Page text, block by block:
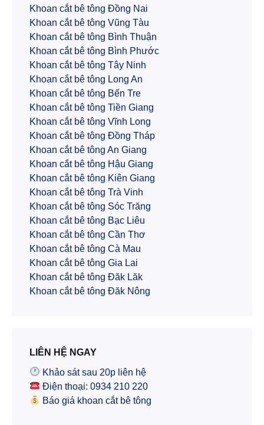
Khoan cắt bê tông Đồng Nai
Khoan cắt bê tông Vũng Tàu
Khoan cắt bê tông Bình Thuận
Khoan cắt bê tông Bình Phước
Khoan cắt bê tông Tây Ninh
Khoan cắt bê tông Long An
Khoan cắt bê tông Bến Tre
Khoan cắt bê tông Tiền Giang
Khoan cắt bê tông Vĩnh Long
Khoan cắt bê tông Đồng Tháp
Khoan cắt bê tông An Giang
Khoan cắt bê tông Hậu Giang
Khoan cắt bê tông Kiên Giang
Khoan cắt bê tông Trà Vinh
Khoan cắt bê tông Sóc Trăng
Khoan cắt bê tông Bạc Liêu
Khoan cắt bê tông Cần Thơ
Khoan cắt bê tông Cà Mau
Khoan cắt bê tông Gia Lai
Khoan cắt bê tông Đăk Lăk
Khoan cắt bê tông Đăk Nông
LIÊN HỆ NGAY
Khảo sát sau 20p liên hệ
Điện thoại: 0934 210 220
Báo giá khoan cắt bê tông